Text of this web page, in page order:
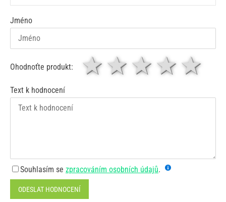
Jméno
Ohodnoťte produkt: 4
3
2 hvězdy
1 hvězda
Text k hodnocení
Souhlasím se zpracováním osobních údajů.
ODESLAT HODNOCENÍ